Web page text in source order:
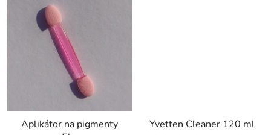
Aplikátor na pigmenty
Yvetten Cleaner 120 ml